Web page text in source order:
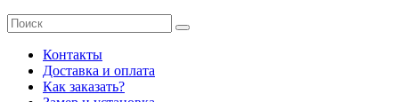
Контакты
Доставка и оплата
Как заказать?